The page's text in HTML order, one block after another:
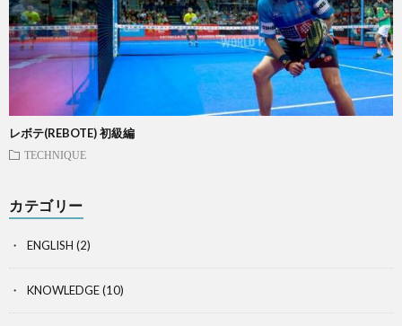
レボテ(REBOTE) 初級編
TECHNIQUE
カテゴリー
ENGLISH (2)
KNOWLEDGE(10)